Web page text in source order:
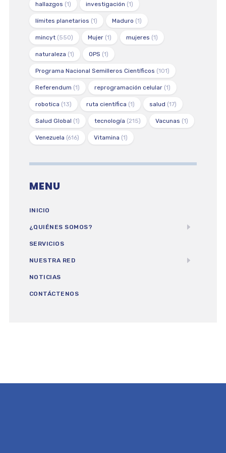
hallazgos (1) investigación (1)
límites planetarios (1) Maduro (1)
mincyt(550) Mujer(1) mujeres (1)
naturaleza (1) OPS (1)
Programa Nacional Semilleros Científicos (101)
Referendum (1) reprogramación celular(1)
robotica (13) ruta científica (1) salud (17)
Salud Global (1) tecnología (215) Vacunas (1)
Venezuela (616) Vitamina (1)
MENU
INICIO
¿QUIÉNES SOMOS?
SERVICIOS
NUESTRA RED
NOTICIAS
CONTÁCTENOS